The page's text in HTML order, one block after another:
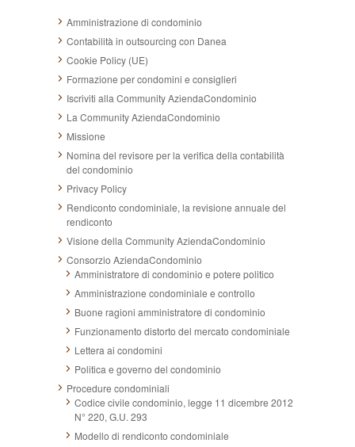
Amministrazione di condominio
Contabilità in outsourcing con Danea
Cookie Policy (UE)
Formazione per condomini e consiglieri
Iscriviti alla Community AziendaCondominio
La Community AziendaCondominio
Missione
Nomina del revisore per la verifica della contabilità
del condominio
Privacy Policy
Rendiconto condominiale, la revisione annuale del
rendiconto
Visione della Community AziendaCondominio
Consorzio AziendaCondominio
Amministratore di condominio e potere politico
Amministrazione condominiale e controllo
Buone ragioni amministratore di condominio
Funzionamento distorto del mercato condominiale
Lettera ai condomini
Politica e governo del condominio
Procedure condominiali
Codice civile condominio, legge 11 dicembre 2012
N° 220, G.U. 293
Modello di rendiconto condominiale